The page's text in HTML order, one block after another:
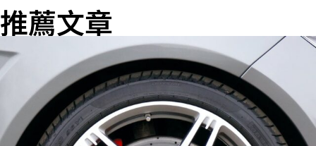
推薦文章